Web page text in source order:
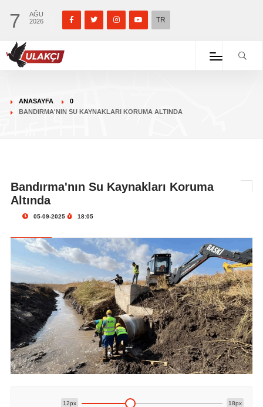
7
AĞU
2026
TR
ANASAYFA
0
BANDIRMA'NIN SU KAYNAKLARI KORUMA ALTINDA
Bandırma'nın Su Kaynakları Koruma
Altında
05-09-2025 18:05
12px 18px